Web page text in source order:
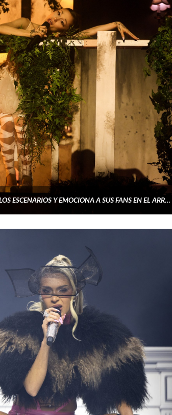
ARIANA GRANDE VUELVE A LOS ESCENARIOS Y EMOCIONA A SUS FANS EN EL ARRANQUE DEL ETERNAL SUNSHINE TOUR